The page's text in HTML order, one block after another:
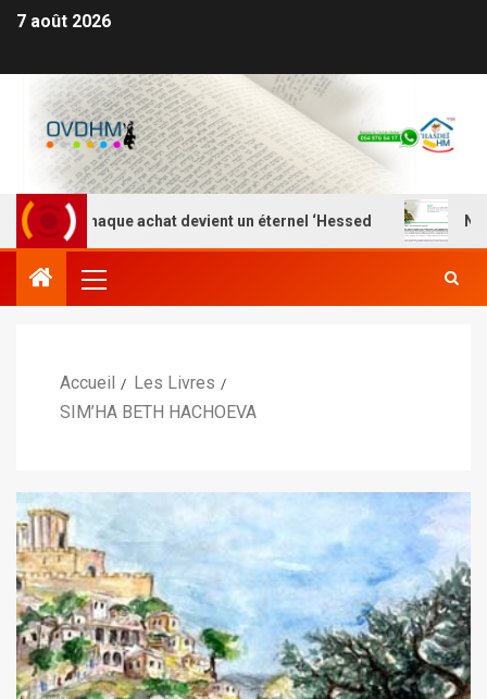
7 août 2026
chaque achat devient un éternel ‘Hessed Nefesh
Accueil
Les Livres
SIM’HA BETH HACHOEVA